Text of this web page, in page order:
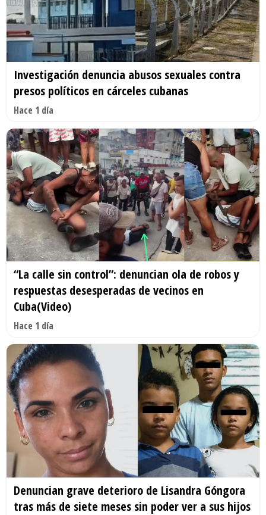
Investigación denuncia abusos sexuales contra
presos políticos en cárceles cubanas
Hace 1 día
“La calle sin control”: denuncian ola de robos y
respuestas desesperadas de vecinos en
Cuba(Video)
Hace 1 día
Denuncian grave deterioro de Lisandra Góngora
tras más de siete meses sin poder ver a sus hijos